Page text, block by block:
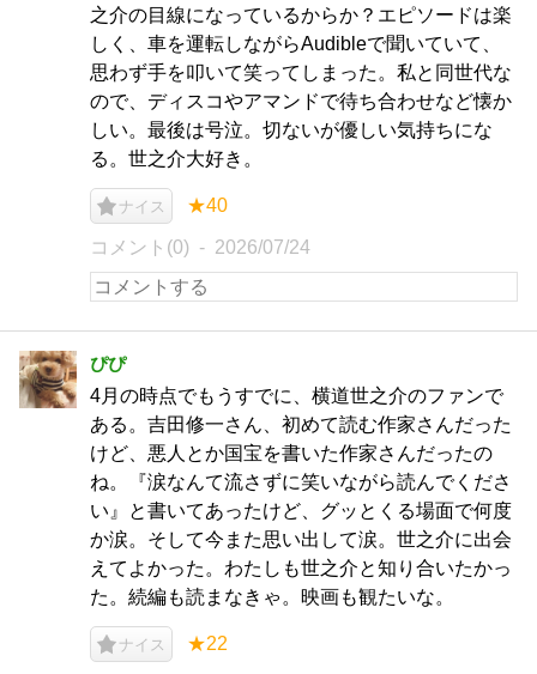
之介の目線になっているからか？エピソードは楽
しく、車を運転しながらAudibleで聞いていて、
思わず手を叩いて笑ってしまった。私と同世代な
ので、ディスコやアマンドで待ち合わせなど懐か
しい。最後は号泣。切ないが優しい気持ちにな
る。世之介大好き。
ナイス ★40
コメント(0) 2026/07/24
ぴぴ
4月の時点でもうすでに、横道世之介のファンで
ある。吉田修一さん、初めて読む作家さんだった
けど、悪人とか国宝を書いた作家さんだったの
ね。『涙なんて流さずに笑いながら読んでくださ
い』と書いてあったけど、グッとくる場面で何度
か涙。そして今また思い出して涙。世之介に出会
えてよかった。わたしも世之介と知り合いたかっ
た。続編も読まなきゃ。映画も観たいな。
ナイス ★22